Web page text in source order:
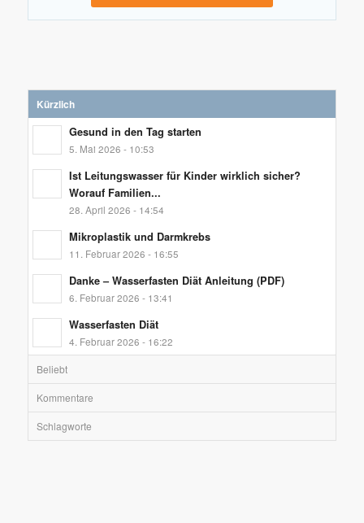
Kürzlich
Gesund in den Tag starten
5. Mai 2026 - 10:53
Ist Leitungswasser für Kinder wirklich sicher?
Worauf Familien...
28. April 2026 - 14:54
Mikroplastik und Darmkrebs
11. Februar 2026 - 16:55
Danke – Wasserfasten Diät Anleitung (PDF)
6. Februar 2026 - 13:41
Wasserfasten Diät
4. Februar 2026 - 16:22
Beliebt
Kommentare
Schlagworte